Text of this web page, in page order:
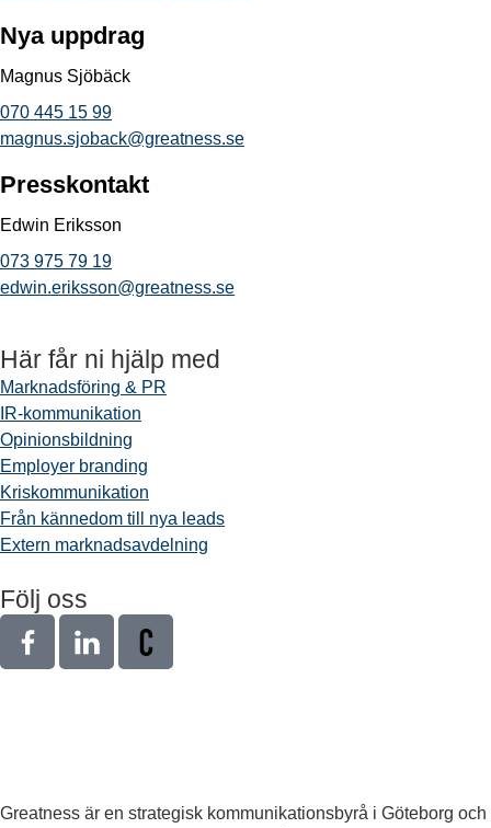
Nya uppdrag
Magnus Sjöbäck
070 445 15 99
magnus.sjoback@greatness.se
Presskontakt
Edwin Eriksson
073 975 79 19
edwin.eriksson@greatness.se
Här får ni hjälp med
Marknadsföring & PR
IR-kommunikation
Opinionsbildning
Employer branding
Kriskommunikation
Från kännedom till nya leads
Extern marknadsavdelning
Följ oss
Greatness är en strategisk kommunikationsbyrå i Göteborg och